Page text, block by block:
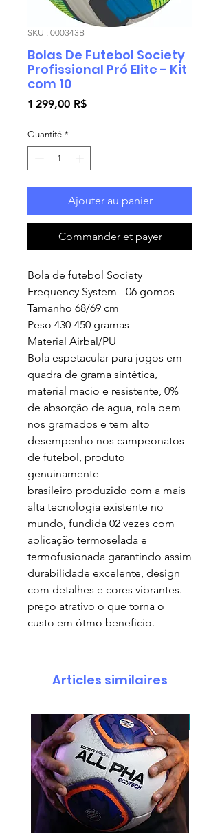
SKU : 000343B
Bolas De Futebol Society
Profissional Pró Elite - Kit
com 10
1 299,00 R$Prix
Quantité *
Ajouter au panier
Commander et payer
Frequency System - 06 gomos
Tamanho 68/69 cm
Peso 430-450 gramas
Material Airbal/PU
Bola espetacular para jogos em
quadra de grama sintética,
material macio e resistente, 0%
de absorção de agua, rola bem
nos gramados e tem alto
desempenho nos campeonatos
de futebol, produto
genuinamente
brasileiro produzido com a mais
alta tecnologia existente no
mundo, fundida 02 vezes com
aplicação termoselada e
termofusionada garantindo assim
durabilidade excelente, design
com detalhes e cores vibrantes.
preço atrativo o que torna o
custo em ótmo beneficio.
Articles similaires